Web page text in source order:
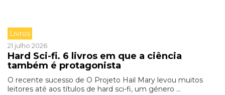
Livros
21 julho 2026
Hard Sci-fi. 6 livros em que a ciência
também é protagonista
O recente sucesso de O Projeto Hail Mary levou muitos
leitores até aos títulos de hard sci-fi, um género ...